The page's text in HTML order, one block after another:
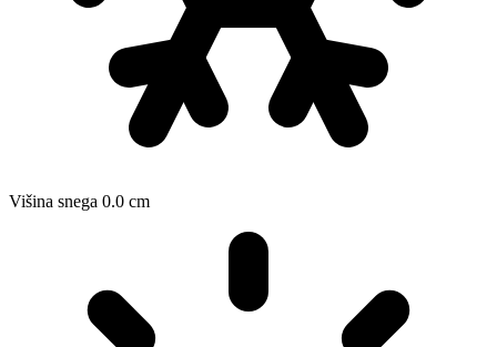
Višina snega 0.0 cm